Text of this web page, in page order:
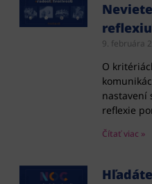
9. februára
O
nastavení
reflexie
Čítať viac »